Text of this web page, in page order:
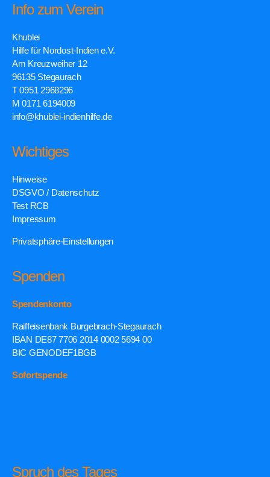
Info zum Verein
Khublei
Hilfe für Nordost-Indien e.V.
Am Kreuzweiher 12
96135 Stegaurach
T 0951 2968296
M 0171 6194009
info@khublei-indienhilfe.de
Wichtiges
Hinweise
DSGVO / Datenschutz
Test RCB
Impressum
Privatsphäre-Einstellungen
Spenden
Spendenkonto
Raiffeisenbank Burgebrach-Stegaurach
IBAN DE87 7706 2014 0002 5694 00
BIC GENODEF1BGB
Sofortspende
Spruch des Tages